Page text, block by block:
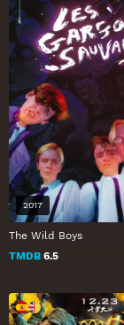
The Wild Boys
TMDB 6.5
2017